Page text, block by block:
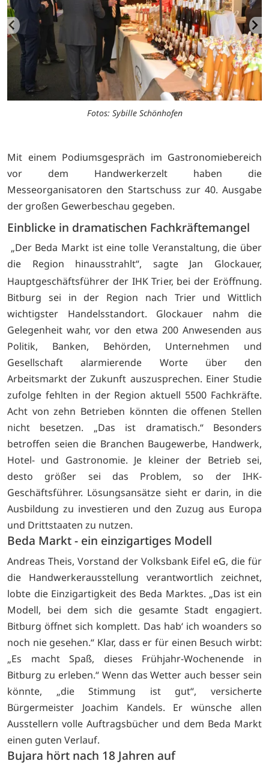
Fotos: Sybille Schönhofen
Mit einem Podiumsgespräch im Gastronomiebereich
vor dem Handwerkerzelt haben die
Messeorganisatoren den Startschuss zur 40. Ausgabe
der großen Gewerbeschau gegeben.
Einblicke in dramatischen Fachkräftemangel
„Der Beda Markt ist eine tolle Veranstaltung, die über
die Region hinausstrahlt“, sagte Jan Glockauer,
Hauptgeschäftsführer der IHK Trier, bei der Eröffnung.
Bitburg sei in der Region nach Trier und Wittlich
wichtigster Handelsstandort. Glockauer nahm die
Gelegenheit wahr, vor den etwa 200 Anwesenden aus
Politik, Banken, Behörden, Unternehmen und
Gesellschaft alarmierende Worte über den
Arbeitsmarkt der Zukunft auszusprechen. Einer Studie
zufolge fehlten in der Region aktuell 5500 Fachkräfte.
Acht von zehn Betrieben könnten die offenen Stellen
nicht besetzen. „Das ist dramatisch.“ Besonders
betroffen seien die Branchen Baugewerbe, Handwerk,
Hotel- und Gastronomie. Je kleiner der Betrieb sei,
desto größer sei das Problem, so der IHK-
Geschäftsführer. Lösungsansätze sieht er darin, in die
Ausbildung zu investieren und den Zuzug aus Europa
und Drittstaaten zu nutzen.
Beda Markt - ein einzigartiges Modell
Andreas Theis, Vorstand der Volksbank Eifel eG, die für
die Handwerkerausstellung verantwortlich zeichnet,
lobte die Einzigartigkeit des Beda Marktes. „Das ist ein
Modell, bei dem sich die gesamte Stadt engagiert.
Bitburg öffnet sich komplett. Das hab‘ ich woanders so
noch nie gesehen.“ Klar, dass er für einen Besuch wirbt:
„Es macht Spaß, dieses Frühjahr-Wochenende in
Bitburg zu erleben.“ Wenn das Wetter auch besser sein
könnte, „die Stimmung ist gut“, versicherte
Bürgermeister Joachim Kandels. Er wünsche allen
Ausstellern volle Auftragsbücher und dem Beda Markt
einen guten Verlauf.
Bujara hört nach 18 Jahren auf